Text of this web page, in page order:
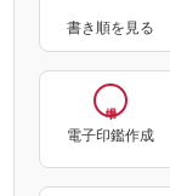
書き順を見る
電子印鑑作成